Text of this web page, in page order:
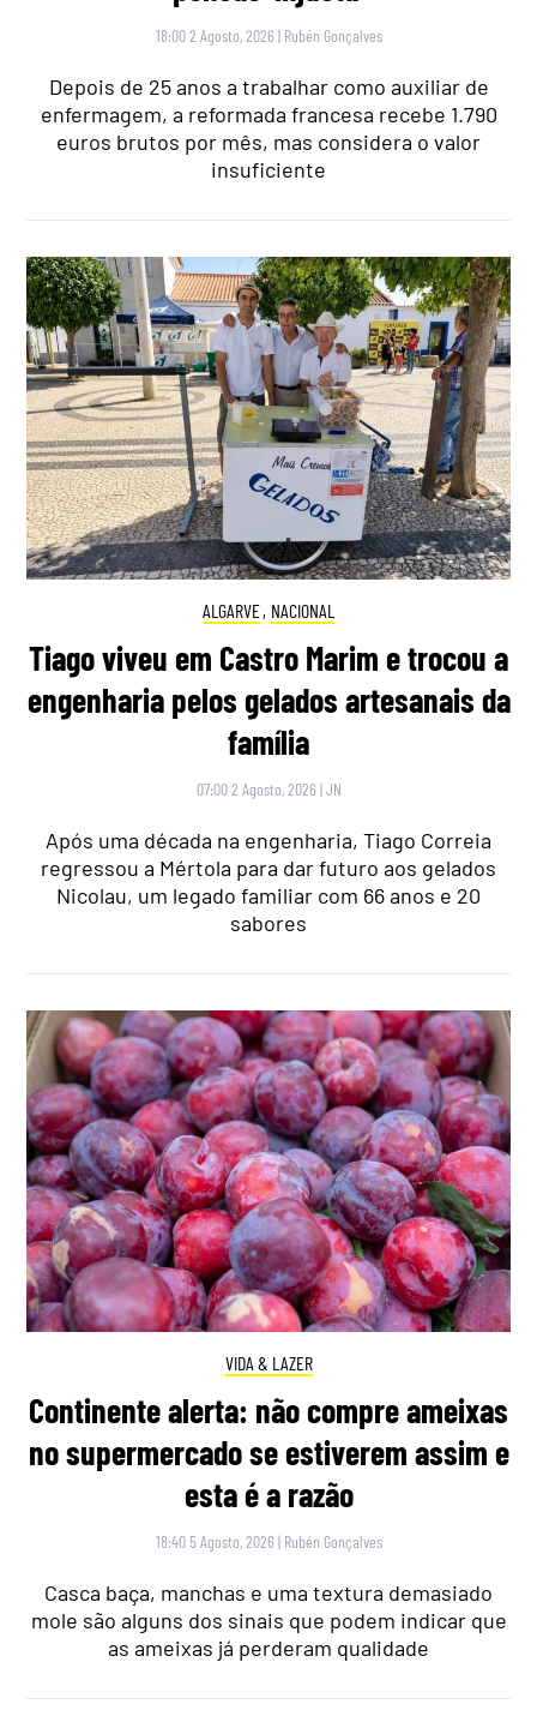
18:00 2 Agosto, 2026 | Rubén Gonçalves
Depois de 25 anos a trabalhar como auxiliar de
enfermagem, a reformada francesa recebe 1.790
euros brutos por mês, mas considera o valor
insuficiente
ALGARVE, NACIONAL
Tiago viveu em Castro Marim e trocou a
engenharia pelos gelados artesanais da
família
07:00 2 Agosto, 2026 |JN
Após uma década na engenharia, Tiago Correia
regressou a Mértola para dar futuro aos gelados
Nicolau, um legado familiar com 66 anos e 20
sabores
VIDA & LAZER
Continente alerta: não compre ameixas
no supermercado se estiverem assim e
esta é a razão
18:40 5 Agosto, 2026 | Rubén Gonçalves
Casca baça, manchas e uma textura demasiado
mole são alguns dos sinais que podem indicar que
as ameixas já perderam qualidade